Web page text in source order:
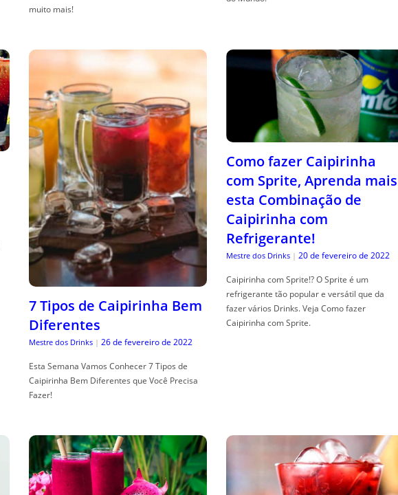
muito mais!
7 Tipos de Caipirinha Bem
Diferentes
Mestre dos Drinks | 26 de fevereiro de 2022
Esta Semana Vamos Conhecer 7 Tipos de
Caipirinha Bem Diferentes que Você Precisa
Fazer!
Como fazer Caipirinha
com Sprite, Aprenda mais
esta Combinação de
Caipirinha com
Refrigerante!
Mestre dos Drinks | 20 de fevereiro de 2022
Caipirinha com Sprite!? O Sprite é um
refrigerante tão popular e versátil que da
fazer vários Drinks. Veja Como fazer
Caipirinha com Sprite.